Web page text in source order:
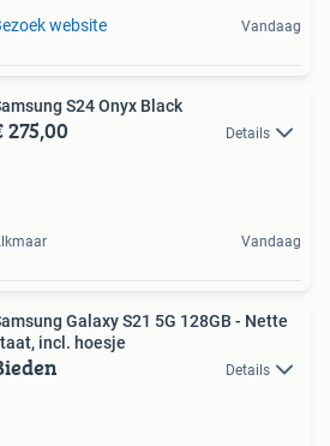
website Vandaag
S24 Onyx Black
275,00 Details
Vandaag
Galaxy S21 5G 128GB - Nette
incl. hoesje
Details